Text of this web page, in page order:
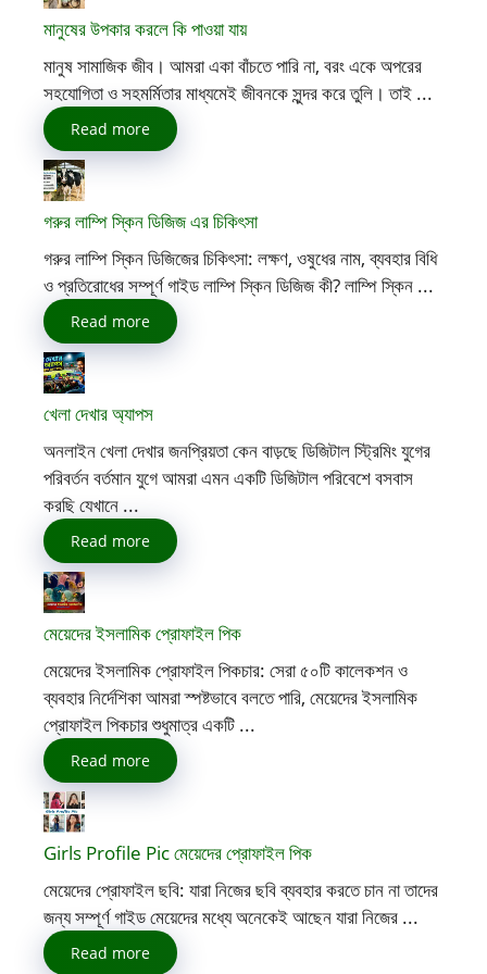
মানুষের উপকার করলে কি পাওয়া যায়
মানুষ সামাজিক জীব। আমরা একা বাঁচতে পারি না, বরং একে অপরের
সহযোগিতা ও সহমর্মিতার মাধ্যমেই জীবনকে সুন্দর করে তুলি। তাই ...
Read more
গরুর লাম্পি স্কিন ডিজিজ এর চিকিৎসা
গরুর লাম্পি স্কিন ডিজিজের চিকিৎসা: লক্ষণ, ওষুধের নাম, ব্যবহার বিধি
ও প্রতিরোধের সম্পূর্ণ গাইড লাম্পি স্কিন ডিজিজ কী? লাম্পি স্কিন ...
Read more
খেলা দেখার অ্যাপস
অনলাইন খেলা দেখার জনপ্রিয়তা কেন বাড়ছে ডিজিটাল স্ট্রিমিং যুগের
পরিবর্তন বর্তমান যুগে আমরা এমন একটি ডিজিটাল পরিবেশে বসবাস
করছি যেখানে ...
Read more
মেয়েদের ইসলামিক প্রোফাইল পিক
মেয়েদের ইসলামিক প্রোফাইল পিকচার: সেরা ৫০টি কালেকশন ও
ব্যবহার নির্দেশিকা আমরা স্পষ্টভাবে বলতে পারি, মেয়েদের ইসলামিক
প্রোফাইল পিকচার শুধুমাত্র একটি ...
Read more
Girls Profile Pic মেয়েদের প্রোফাইল পিক
মেয়েদের প্রোফাইল ছবি: যারা নিজের ছবি ব্যবহার করতে চান না তাদের
জন্য সম্পূর্ণ গাইড মেয়েদের মধ্যে অনেকেই আছেন যারা নিজের ...
Read more